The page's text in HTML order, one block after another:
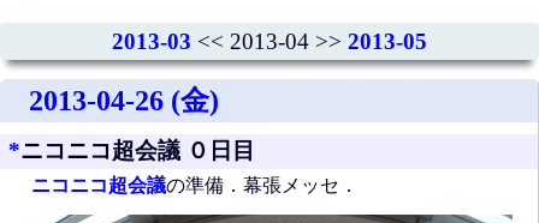
2013-03 << 2013-04 >> 2013-05
2013-04-26 (金)
*ニコニコ超会議 ０日目
ニコニコ超会議の準備．幕張メッセ．